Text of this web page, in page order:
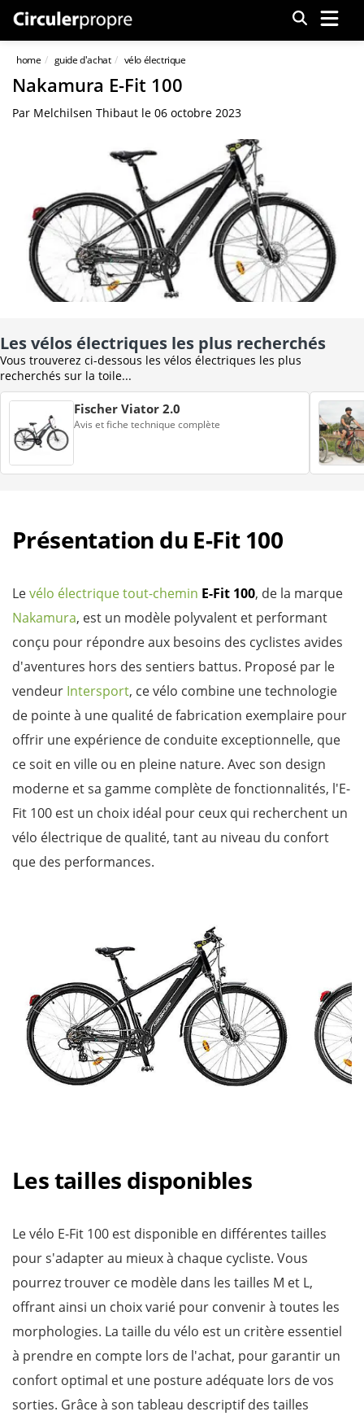
Menu
home guide d'achat vélo électrique
Nakamura E-Fit 100
Par Melchilsen Thibaut le 06 octobre 2023
Les vélos électriques les plus recherchés
Vous trouverez ci-dessous les vélos électriques les plus
recherchés sur la toile...
Fischer Viator 2.0
Avis et fiche technique complète
Présentation du E-Fit 100
Levélo électrique tout-chemin E-Fit 100, de la marque
Nakamura, est un modèle polyvalent et performant
conçu pour répondre aux besoins des cyclistes avides
d'aventures hors des sentiers battus. Proposé par le
vendeur Intersport, ce vélo combine une technologie
de pointe à une qualité de fabrication exemplaire pour
offrir une expérience de conduite exceptionnelle, que
ce soit en ville ou en pleine nature. Avec son design
moderne et sa gamme complète de fonctionnalités, l'E-
Fit 100 est un choix idéal pour ceux qui recherchent un
vélo électrique de qualité, tant au niveau du confort
que des performances.
Les tailles disponibles
Le vélo E-Fit 100 est disponible en différentes tailles
pour s'adapter au mieux à chaque cycliste. Vous
pourrez trouver ce modèle dans les tailles M et L,
offrant ainsi un choix varié pour convenir à toutes les
morphologies. La taille du vélo est un critère essentiel
à prendre en compte lors de l'achat, pour garantir un
confort optimal et une posture adéquate lors de vos
sorties. Grâce à son tableau descriptif des tailles